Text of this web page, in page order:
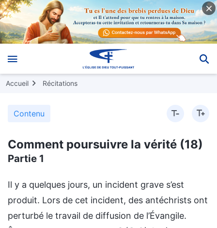
Accueil Récitations
Contenu
Comment poursuivre la vérité (18)
Partie 1
Il y a quelques jours, un incident grave s’est
produit. Lors de cet incident, des antéchrists ont
perturbé le travail de diffusion de l’Évangile.